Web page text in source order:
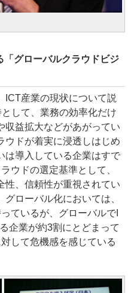
「グローバルクラウドビジ
産業の現状について説
して、業務の効率化だけ
収益拡大などがあがってい
ウドが着実に浸透しはじめ
は導入している企業はすで
ウドの選定基準として、
性、信頼性が重視されてい
ローバル化においては、
ているが、グローバルでI
企業が約3割にとどまって
して危機感を感じている